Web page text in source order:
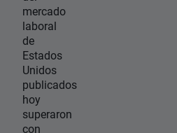
mercado
laboral
de
Estados
Unidos
publicados
hoy
superaron
con